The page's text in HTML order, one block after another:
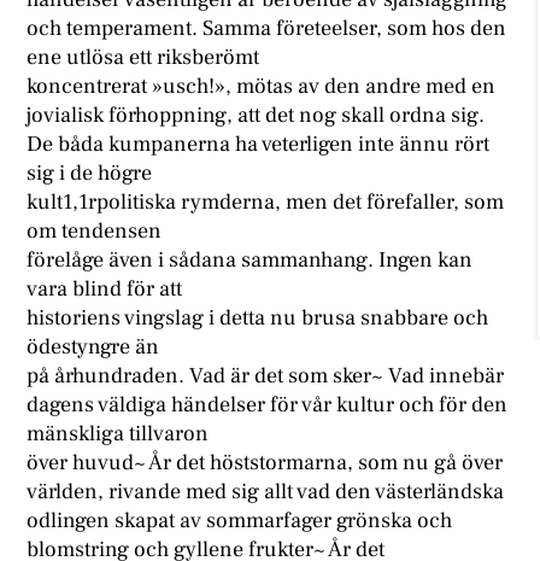
och temperament. Samma företeelser, som hos den
ene utlösa ett riksberömt
koncentrerat »usch!», mötas av den andre med en
jovialisk förhoppning, att det nog skall ordna sig.
De båda kumpanerna ha veterligen inte ännu rört
sig i de högre
kult1,1rpolitiska rymderna, men det förefaller, som
om tendensen
förelåge även i sådana sammanhang. Ingen kan
vara blind för att
historiens vingslag i detta nu brusa snabbare och
ödestyngre än
på århundraden. Vad är det som sker~ Vad innebär
dagens väldiga händelser för vår kultur och för den
mänskliga tillvaron
över huvud~ År det höststormarna, som nu gå över
världen, rivande med sig allt vad den västerländska
odlingen skapat av sommarfager grönska och
blomstring och gyllene frukter~ År det